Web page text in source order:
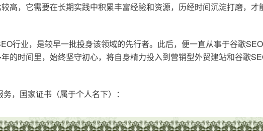
高，它需要在长期实践中积累丰富经验和资源，历经时间沉淀打磨，
行业，是较早一批投身该领域的先行者。此后，便一直从事于谷歌
的时间里，始终坚守初心，将自身精力投入到营销型外贸建站和谷歌
，国家证书（属于个人名下）：